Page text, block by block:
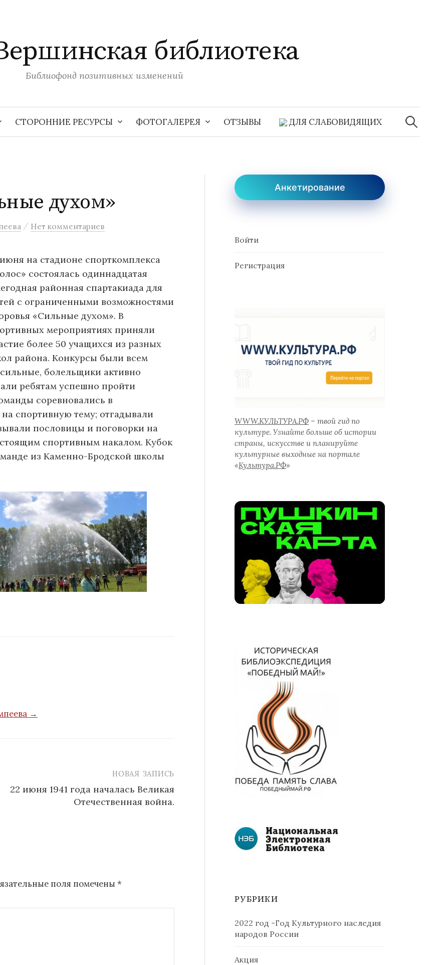
библиотека
Библиофонд позитивных изменений
СТОРОННИЕ РЕСУРСЫ ФОТОГАЛЕРЕЯ ОТЗЫВЫ ДЛЯ СЛАБОВИДЯЩИХ
Найти:
духом»
/ Нет комментариев
июня на стадионе спорткомплекса
состоялась одиннадцатая
районная спартакиада для
с ограниченными возможностями
«Сильные духом». В
мероприятиях приняли
более 50 учащихся из разных
района. Конкурсы были всем
болельщики активно
ребятам успешно пройти
соревновались в
спортивную тему; отгадывали
пословицы и поговорки на
спортивным накалом. Кубок
из Каменно-Бродской школы
→
НОВАЯ ЗАПИСЬ
22 июня 1941 года началась Великая
Отечественная война.
поля помечены *
Анкетирование
Войти
Регистрация
WWW.КУЛЬТУРА.РФ – твой гид по
культуре. Узнайте больше об истории
страны, искусстве и планируйте
культурные выходные на портале
«Культура.РФ»
РУБРИКИ
2022 год -Год Культурного наследия
народов России
Акция